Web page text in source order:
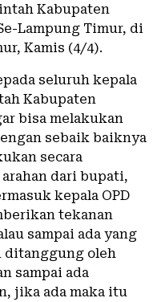
Kabupaten
Lampung Timur, di
Kamis (4/4).
seluruh kepala
Kabupaten
bisa melakukan
sebaik baiknya
secara
dari bupati,
kepala OPD
tekanan
sampai ada yang
ditanggung oleh
sampai ada
jika ada maka itu